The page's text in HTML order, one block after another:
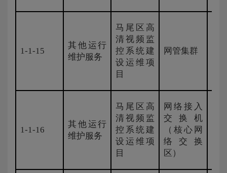
1-1-15
其他运行
维护服务
马尾区高
清视频监
控系统建
设运维项
目
网管集群
1-1-16
其他运行
维护服务
马尾区高
清视频监
控系统建
设运维项
目
网络接入
交换机
（核心网
络交换
区）